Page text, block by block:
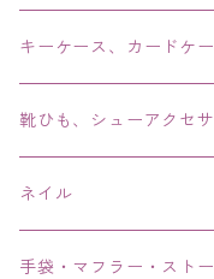
ブレス・バングル・ブ
アンクレット
キーケース、カードケ
靴ひも、シューアクセ
ネイル
手袋・マフラー・スト